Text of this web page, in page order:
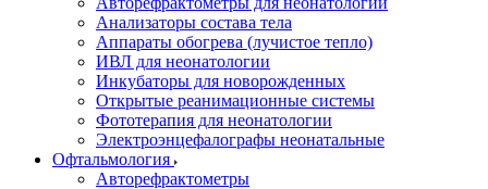
Анализаторы состава тела
Аппараты обогрева (лучистое тепло)
ИВЛ для неонатологии
Инкубаторы для новорожденных
Открытые реанимационные системы
Фототерапия для неонатологии
Электроэнцефалографы неонатальные
Офтальмология
Авторефрактометры